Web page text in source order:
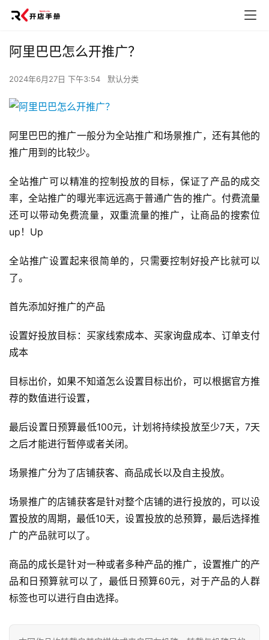
阿里巴巴怎么开推广？
2024年6月27日 下午3:54 默认分类
阿里巴巴的推广一般分为全站推广和场景推广，还有其他的
推广用到的比较少。
全站推广可以精准的控制投放的目标，保证了产品的成交
率，全站推广的曝光率远远高于普通广告的推广。付费流量
还可以带动免费流量，双重流量的推广，让商品的搜索位
up！Up
全站推广设置起来很简单的，只需要控制好投产比就可以
了。
首先添加好推广的产品
设置好投放目标：买家线索成本、买家询盘成本、订单支付
成本
目标出价，如果不知道怎么设置目标出价，可以根据官方推
荐的数值进行设置，
最后设置日预算最低100元，计划将持续投放至少7天，7天
之后才能进行暂停或者关闭。
场景推广分为了店铺获客、商品成长以及自主投放。
场景推广的店铺获客是针对整个店铺的进行投放的，可以设
置投放的周期，最低10天，设置投放的总预算，最后选择推
广的产品就可以了。
商品的成长是针对一种或者多种产品的推广，设置推广的产
品和日预算就可以了，最低日预算60元，对于产品的人群
标签也可以进行自由选择。